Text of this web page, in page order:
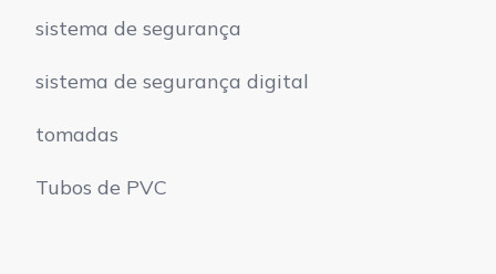
sistema de segurança
sistema de segurança digital
tomadas
Tubos de PVC